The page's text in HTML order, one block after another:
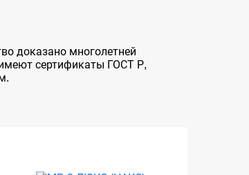
доказано многолетней
сертификаты ГОСТ Р,